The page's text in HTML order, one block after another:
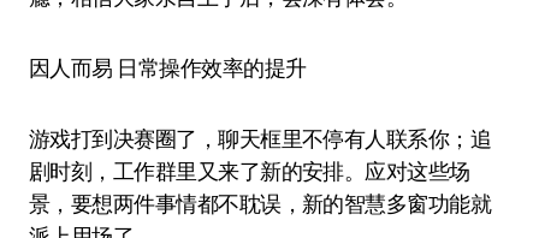
因人而易 日常操作效率的提升
游戏打到决赛圈了，聊天框里不停有人联系你；追
剧时刻，工作群里又来了新的安排。应对这些场
景，要想两件事情都不耽误，新的智慧多窗功能就